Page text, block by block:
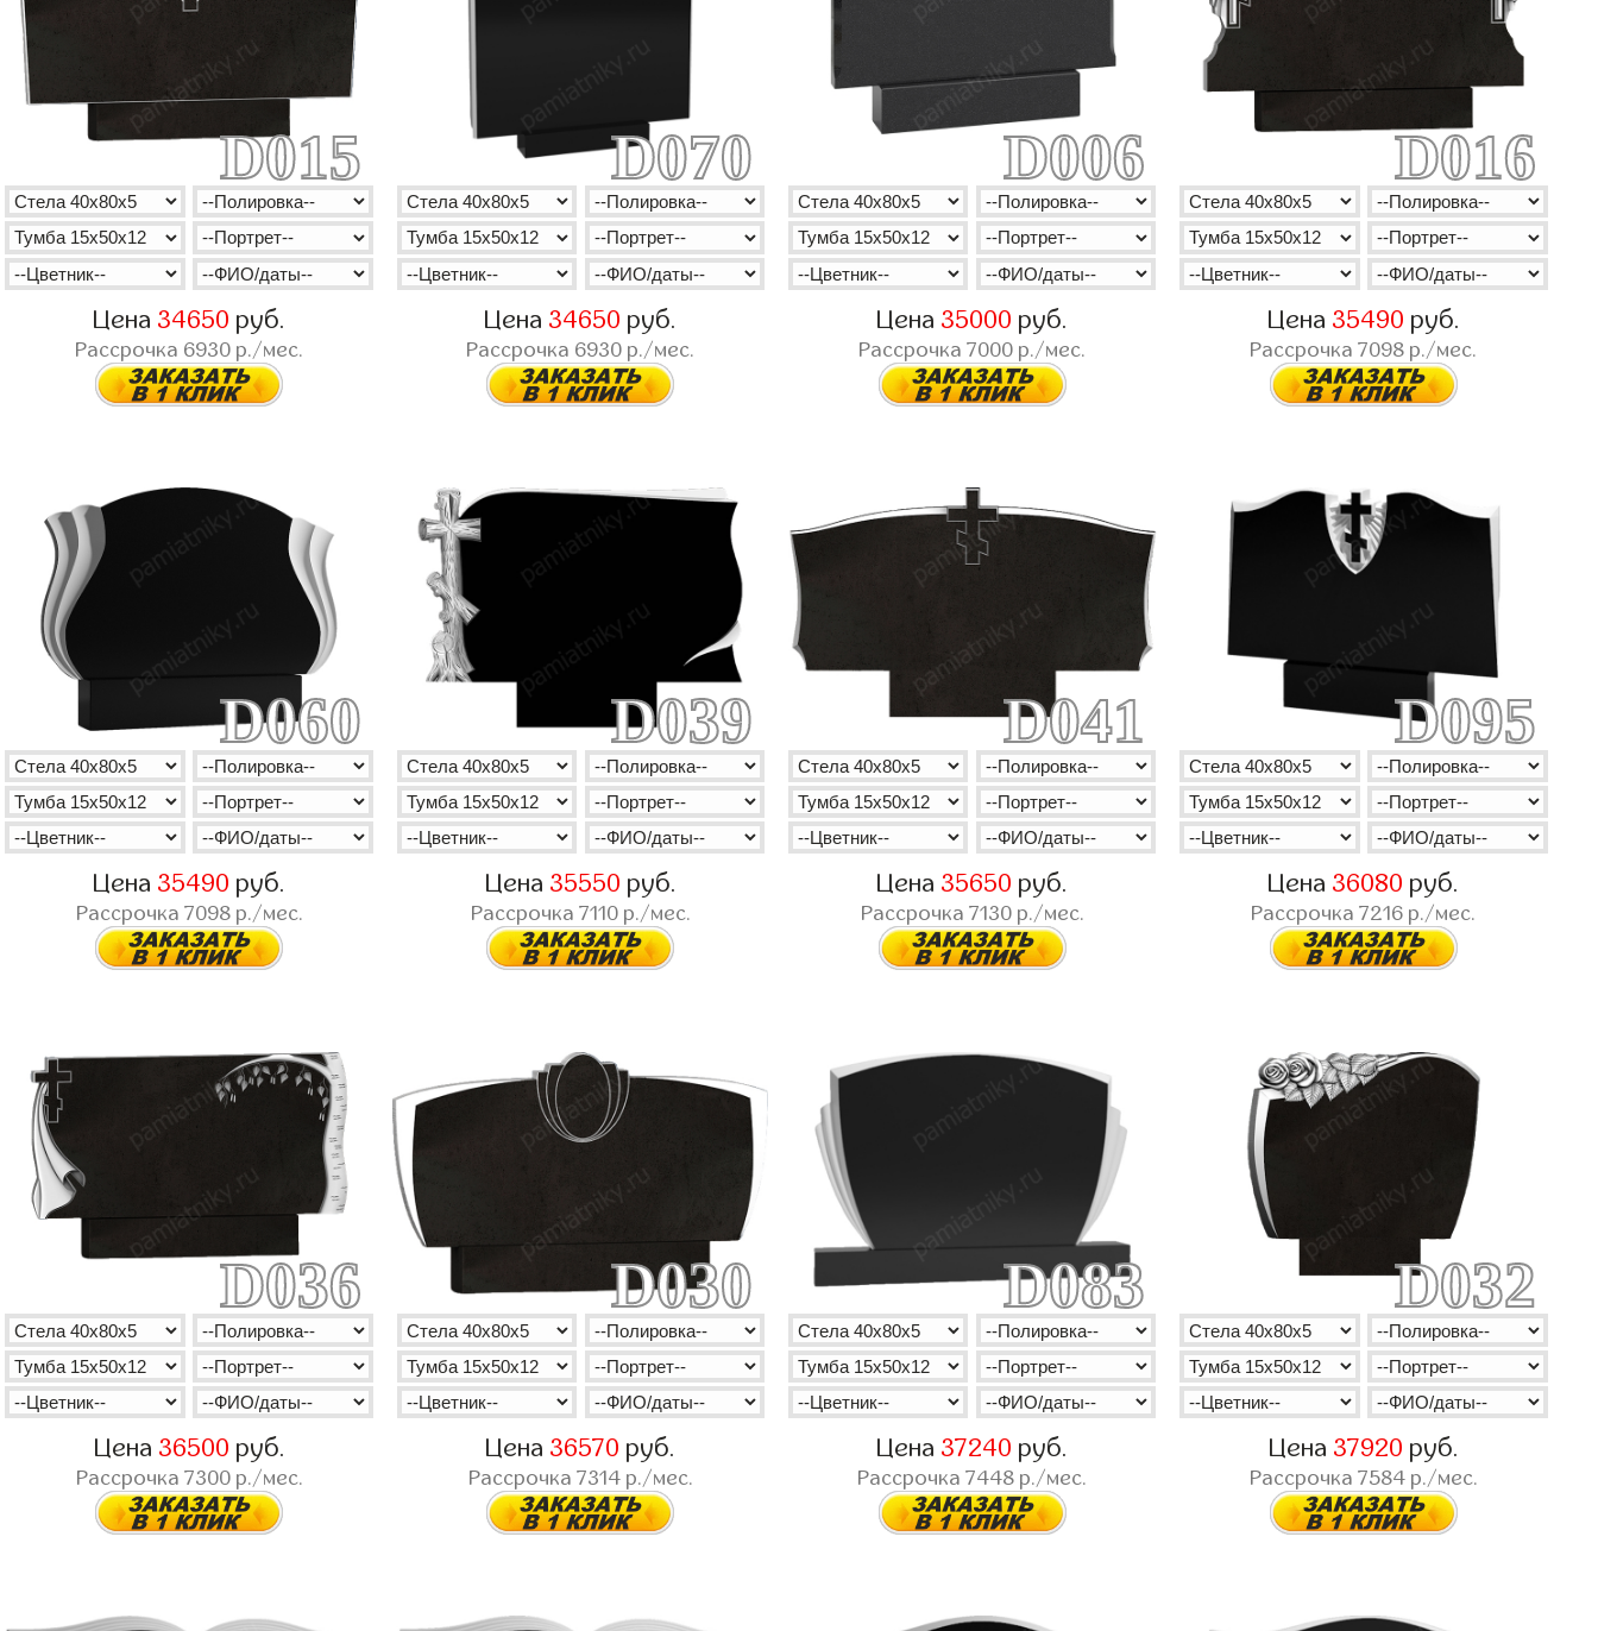
D015
Цена 34650 руб.
Рассрочка 6930 р./мес.
D070
Цена 34650 руб.
Рассрочка 6930 р./мес.
D006
Цена 35000 руб.
Рассрочка7000 р./мес.
D016
Цена 35490 руб.
Рассрочка7098 р./мес.
D060
Цена 35490 руб.
Рассрочка 7098р./мес.
D039
Цена 35550 руб.
Рассрочка 7110р./мес.
D041
Цена 35650 руб.
Рассрочка 7130р./мес.
D095
Цена 36080 руб.
Рассрочка7216 р./мес.
D036
Цена 36500 руб.
Рассрочка 7300р./мес.
D030
Цена 36570 руб.
Рассрочка 7314р./мес.
D083
Цена 37240 руб.
Рассрочка7448 р./мес.
D032
Цена 37920 руб.
Рассрочка 7584р./мес.